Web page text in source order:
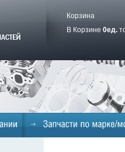
Корзина
В Корзине 0ед.